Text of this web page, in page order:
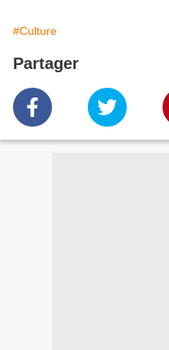
#Culture
Partager